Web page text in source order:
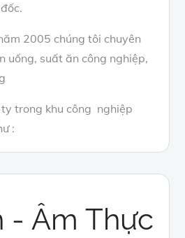
2005 chúng tôi chuyên
uống, suất ăn công nghiệp,
trong khu công nghiệp
:
- Âm Thực